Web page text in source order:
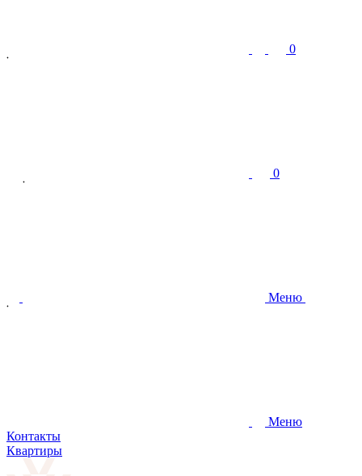
0
0
Меню
Меню
Контакты
Квартиры